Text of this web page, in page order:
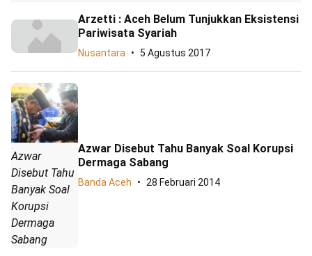
Arzetti : Aceh Belum Tunjukkan Eksistensi
Pariwisata Syariah
Nusantara 5 Agustus 2017
Azwar
Disebut Tahu
Banyak Soal
Korupsi
Dermaga
Sabang
Azwar Disebut Tahu Banyak Soal Korupsi
Dermaga Sabang
Banda Aceh 28 Februari 2014